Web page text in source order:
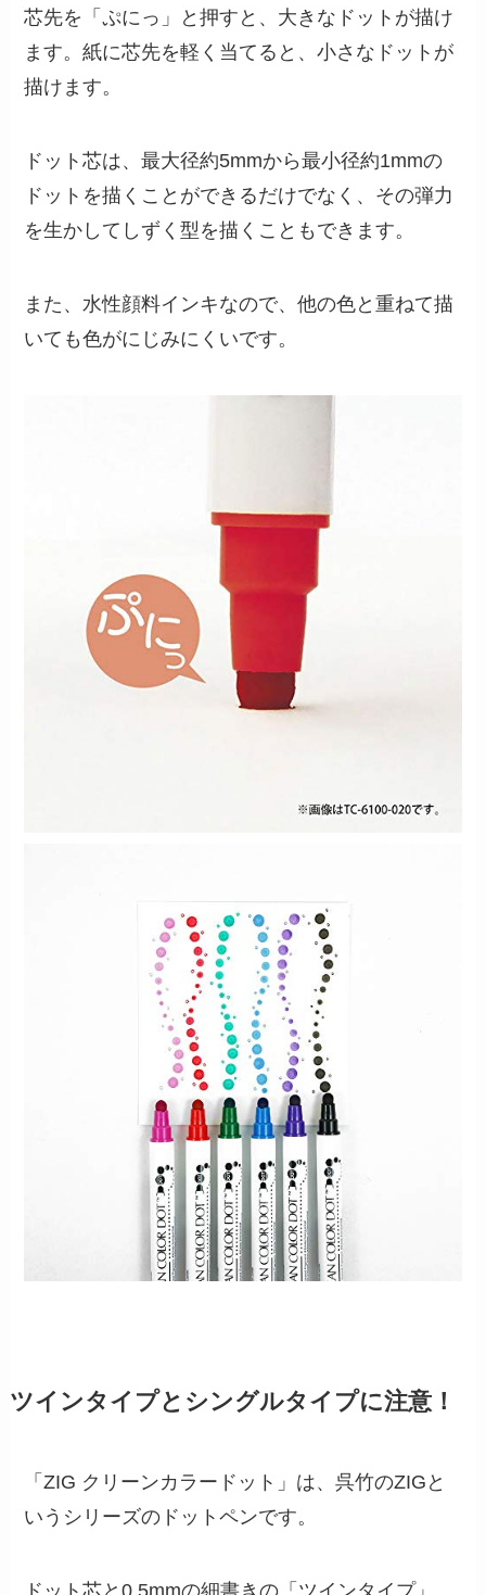
芯先を「ぷにっ」と押すと、大きなドットが描け
ます。紙に芯先を軽く当てると、小さなドットが
描けます。
ドット芯は、最大径約5mmから最小径約1mmの
ドットを描くことができるだけでなく、その弾力
を生かしてしずく型を描くこともできます。
また、水性顔料インキなので、他の色と重ねて描
いても色がにじみにくいです。
ツインタイプとシングルタイプに注意！
「ZIG クリーンカラードット」は、呉竹のZIGと
いうシリーズのドットペンです。